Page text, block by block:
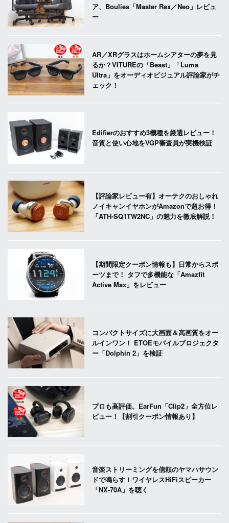
ア、Boulies「Master Rex／Neo」レビュ
ー
AR／XRグラスはホームシアターの夢を見
るか？VITUREの「Beast」「Luma
Ultra」をオーディオビジュアル評論家がチ
ェック！
Edifierのおすすめ3機種を厳選レビュー！
音質と使い心地をVGP審査員が実機検証
【評論家レビュー有】オーテクのおしゃれ
ノイキャンイヤホンがAmazonで超お得！
「ATH-SQ1TW2NC」の魅力を徹底解説！
【期間限定クーポン情報も】日常からスポ
ーツまで！ タフで多機能な「Amazfit
Active Max」をレビュー
コンパクトサイズに大画面＆高画質をオー
ルインワン！ ETOEモバイルプロジェクタ
ー「Dolphin 2」を検証
プロも高評価。EarFun「Clip2」全方位レ
ビュー！【割引クーポン情報あり】
音楽ストリーミングを信頼のヤマハサウン
ドで鳴らす！ワイヤレスHiFiスピーカー
「NX-70A」を聴く